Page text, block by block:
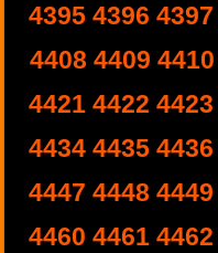
4395 4396 4397
4408 4409 4410
4421 4422 4423
4434 4435 4436
4447 4448 4449
4460 4461 4462